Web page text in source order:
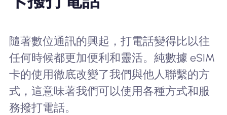
隨著數位通訊的興起，打電話變得比以往
任何時候都更加便利和靈活。純數據 eSIM
卡的使用徹底改變了我們與他人聯繫的方
式，這意味著我們可以使用各種方式和服
務撥打電話。